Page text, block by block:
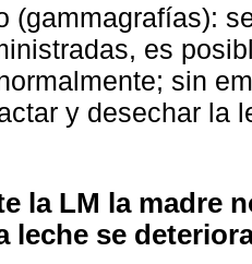
(gammagrafías):
es
sin
y desechar la
la LM la madre
leche se